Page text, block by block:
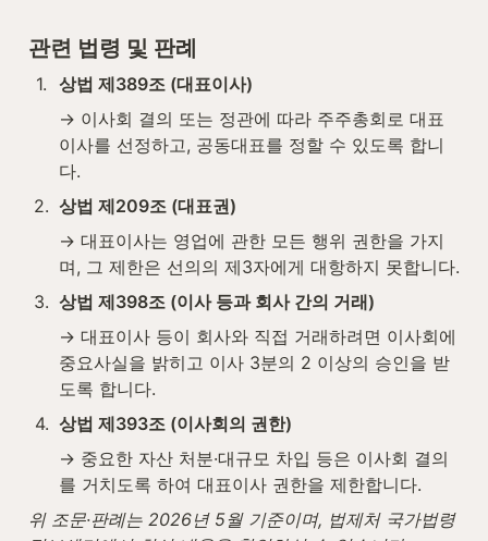
관련 법령 및 판례
1. 상법 제389조 (대표이사)
→ 이사회 결의 또는 정관에 따라 주주총회로 대표
이사를 선정하고, 공동대표를 정할 수 있도록 합니
다.
2. 상법 제209조 (대표권)
→ 대표이사는 영업에 관한 모든 행위 권한을 가지
며, 그 제한은 선의의 제3자에게 대항하지 못합니다.
3. 상법 제398조 (이사 등과 회사 간의 거래)
→ 대표이사 등이 회사와 직접 거래하려면 이사회에
중요사실을 밝히고 이사 3분의 2 이상의 승인을 받
도록 합니다.
4. 상법 제393조 (이사회의 권한)
→ 중요한 자산 처분·대규모 차입 등은 이사회 결의
를 거치도록 하여 대표이사 권한을 제한합니다.
위 조문·판례는 2026년 5월 기준이며, 법제처 국가법령